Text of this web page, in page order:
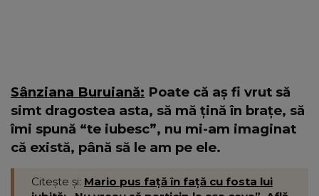
Sânziana Buruiană: Poate că aș fi vrut să
simt dragostea asta, să mă țină în brațe, să
îmi spună “te iubesc”, nu mi-am imaginat
că există, până să le am pe ele.
Citește și: Mario pus față în față cu fosta lui